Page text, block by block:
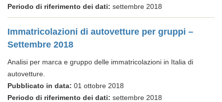
Periodo di riferimento dei dati: settembre 2018
Immatricolazioni di autovetture per gruppi –
Settembre 2018
Analisi per marca e gruppo delle immatricolazioni in Italia di
autovetture.
Pubblicato in data: 01 ottobre 2018
Periodo di riferimento dei dati: settembre 2018